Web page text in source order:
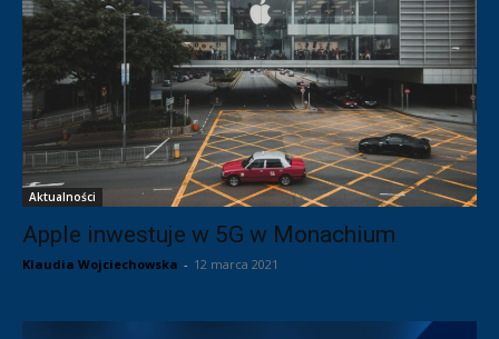
Aktualności
Apple inwestuje w 5G w Monachium
Klaudia Wojciechowska - 12 marca 2021